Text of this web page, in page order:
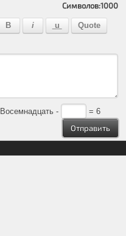
Символов:1000
Восемнадцать - = 6